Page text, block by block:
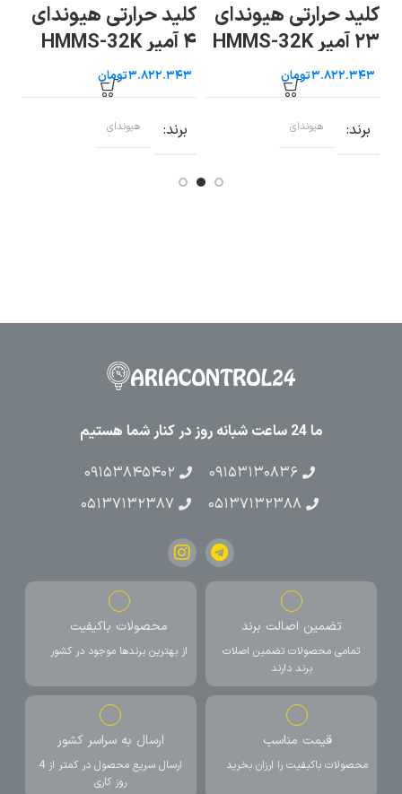
کلید حرارتی هیوندای
۲۳ آمپر HMMS-32K
تومان
برند هیوندای
کلید حرارتی هیوندای
۴ آمپر HMMS-32K
تومان
برند هیوندای
ما 24 ساعت شبانه روز در کنار شما هستیم
۰۹۱۵۳۱۳۰۸۳۶
۰۹۱۵۳۸۴۵۴۰۲
۰۵۱۳۷۱۳۲۳۸۸
۰۵۱۳۷۱۳۲۳۸۷
تضمین اصالت برند
تمامی محصولات تضمین اصلات
برند دارند
محصولات باکیفیت
از بهترین برندها موجود در کشور
قیمت مناسب
محصولات باکیفیت را ارزان بخرید
ارسال به سراسر کشور
ارسال سریع محصول در کمتر از 4
روز کاری